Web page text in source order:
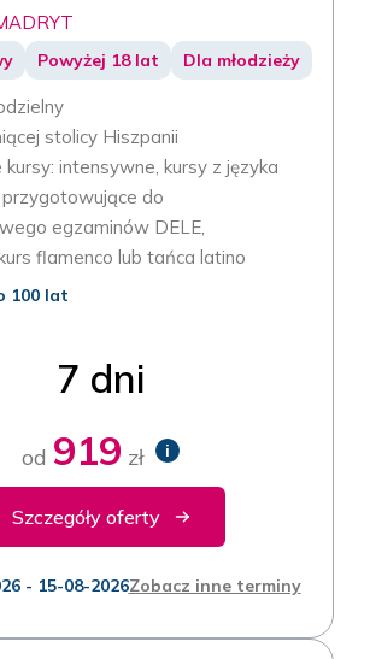
Powyżej 18 lat Dla młodzieży
stolicy Hiszpanii
kursy: intensywne, kursy z języka
do
egzaminów DELE,
flamenco lub tańca latino
100 lat
7 dni
od 919 zł i
Szczegóły oferty
- 15-08-2026Zobacz inne terminy